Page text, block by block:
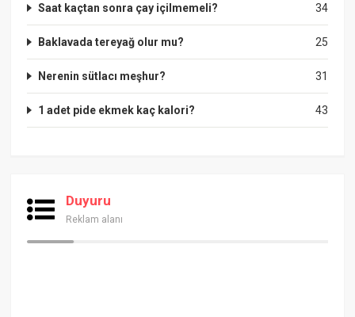
34
Saat kaçtan sonra çay içilmemeli?
25
Baklavada tereyağ olur mu?
31
Nerenin sütlacı meşhur?
43
1 adet pide ekmek kaç kalori?
Duyuru
Reklam alanı